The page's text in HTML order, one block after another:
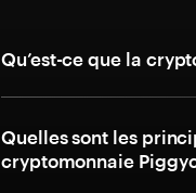
Qu’est-ce que la
Quelles sont les
cryptomonnaie